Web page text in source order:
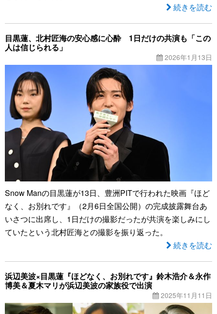
続きを読む
目黒蓮、北村匠海の安心感に心酔 1日だけの共演も「この
人は信じられる」
2026年1月13日
Snow Manの目黒蓮が13日、豊洲PITで行われた映画『ほど
なく、お別れです』（2月6日全国公開）の完成披露舞台あ
いさつに出席し、1日だけの撮影だったが共演を楽しみにし
ていたという北村匠海との撮影を振り返った。
続きを読む
浜辺美波×目黒蓮『ほどなく、お別れです』鈴木浩介＆永作
博美＆夏木マリが浜辺美波の家族役で出演
2025年11月11日